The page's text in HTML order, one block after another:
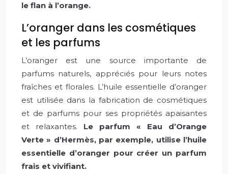
le flan à l’orange.
L’oranger dans les cosmétiques
et les parfums
L’oranger est une source importante de
parfums naturels, appréciés pour leurs notes
fraîches et florales. L’huile essentielle d’oranger
est utilisée dans la fabrication de cosmétiques
et de parfums pour ses propriétés apaisantes
et relaxantes. Le parfum « Eau d’Orange
Verte » d’Hermès, par exemple, utilise l’huile
essentielle d’oranger pour créer un parfum
frais et vivifiant.